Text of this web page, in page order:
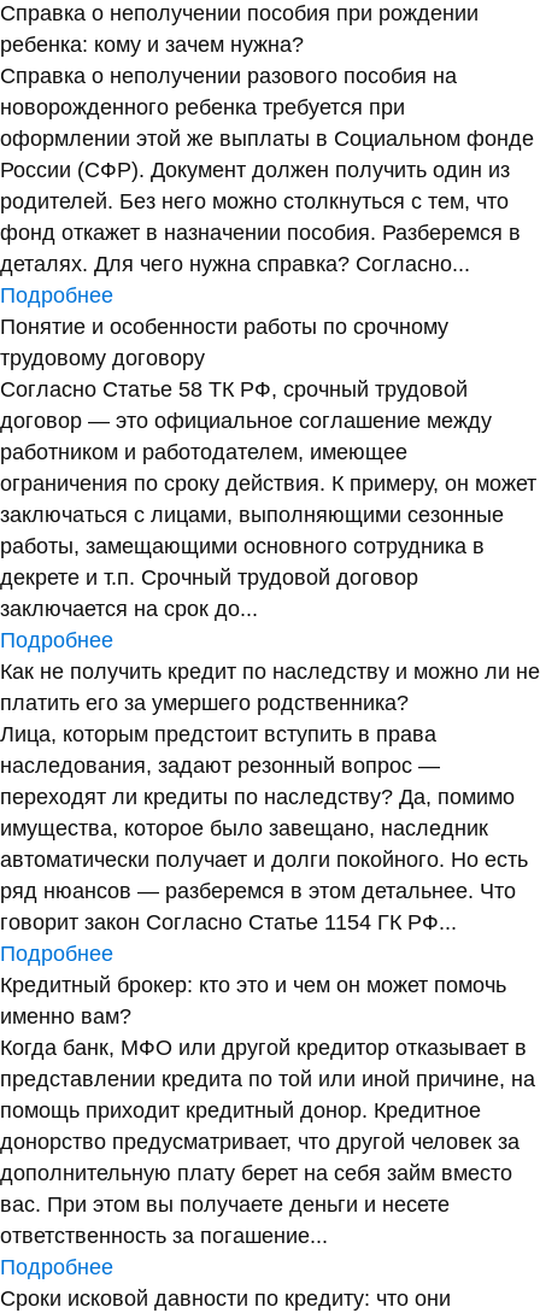
Справка о неполучении пособия при рождении
ребенка: кому и зачем нужна?
Справка о неполучении разового пособия на
новорожденного ребенка требуется при
оформлении этой же выплаты в Социальном фонде
России (СФР). Документ должен получить один из
родителей. Без него можно столкнуться с тем, что
фонд откажет в назначении пособия. Разберемся в
деталях. Для чего нужна справка? Согласно...
Подробнее
Понятие и особенности работы по срочному
трудовому договору
Согласно Статье 58 ТК РФ, срочный трудовой
договор — это официальное соглашение между
работником и работодателем, имеющее
ограничения по сроку действия. К примеру, он может
заключаться с лицами, выполняющими сезонные
работы, замещающими основного сотрудника в
декрете и т.п. Срочный трудовой договор
заключается на срок до...
Подробнее
Как не получить кредит по наследству и можно ли не
платить его за умершего родственника?
Лица, которым предстоит вступить в права
наследования, задают резонный вопрос —
переходят ли кредиты по наследству? Да, помимо
имущества, которое было завещано, наследник
автоматически получает и долги покойного. Но есть
ряд нюансов — разберемся в этом детальнее. Что
говорит закон Согласно Статье 1154 ГК РФ...
Подробнее
Кредитный брокер: кто это и чем он может помочь
именно вам?
Когда банк, МФО или другой кредитор отказывает в
представлении кредита по той или иной причине, на
помощь приходит кредитный донор. Кредитное
донорство предусматривает, что другой человек за
дополнительную плату берет на себя займ вместо
вас. При этом вы получаете деньги и несете
ответственность за погашение...
Подробнее
Сроки исковой давности по кредиту: что они